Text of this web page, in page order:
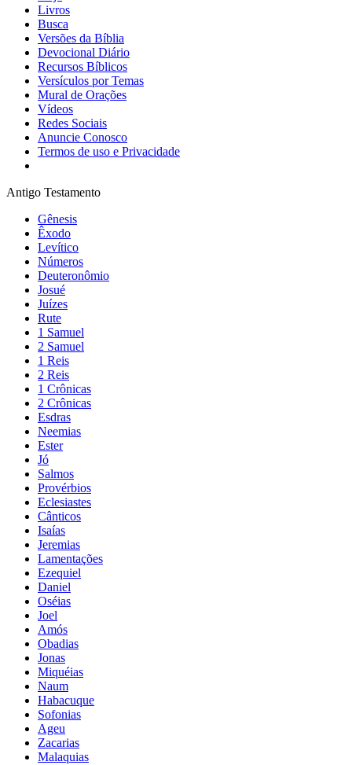
Livros
Busca
Versões da Bíblia
Devocional Diário
Recursos Bíblicos
Versículos por Temas
Mural de Orações
Vídeos
Redes Sociais
Anuncie Conosco
Termos de uso e Privacidade
Antigo Testamento
Gênesis
Êxodo
Levítico
Números
Deuteronômio
Josué
Juízes
Rute
1 Samuel
2 Samuel
1 Reis
2 Reis
1 Crônicas
2 Crônicas
Esdras
Neemias
Ester
Jó
Salmos
Provérbios
Eclesiastes
Cânticos
Isaías
Jeremias
Lamentações
Ezequiel
Daniel
Oséias
Joel
Amós
Obadias
Jonas
Miquéias
Naum
Habacuque
Sofonias
Ageu
Zacarias
Malaquias